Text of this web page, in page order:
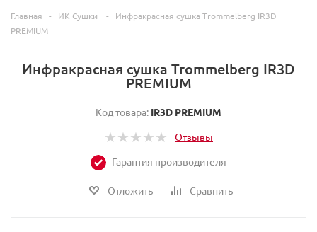
Главная - ИК Сушки -
Инфракрасная сушка Trommelberg IR3D
PREMIUM
Инфракрасная сушка Trommelberg IR3D
PREMIUM
Код товара: IR3D PREMIUM
Отзывы
Гарантия производителя
Отложить Сравнить